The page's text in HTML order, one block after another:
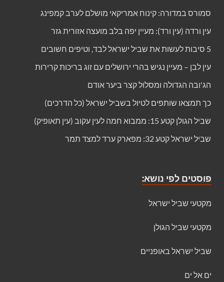
סמורס במדורה: קינוח אמריקאי מושלם לערב קמפינג
עין ורדה (עין ורד): מעיין יפה בלב מועצה אזורית גזר
5 סיבות לעשות את שביל ישראל לבד, וטיפים חשובים
עין לבן – מעיין נגיש בהרי ירושלים עם זוג בריכות קרירות
הג'ובה הגדולה ומסלול קצר ביער אודם
כך תמצאו שותפים לטיול בשביל ישראל (כל הדרכים)
שביל הגולן קטע 15: ממבוא חמה לעין עקוב (עין תאופיק)
שביל ישראל קטע 32: מפארק ערד למצד תמר
פוסטים לפי נושא:
מקטעי שביל ישראל
מקטעי שביל הגולן
שביל ישראל באופניים
ים אל ים